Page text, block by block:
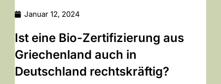
Januar 12, 2024
Ist eine Bio-Zertifizierung aus
Griechenland auch in
Deutschland rechtskräftig?